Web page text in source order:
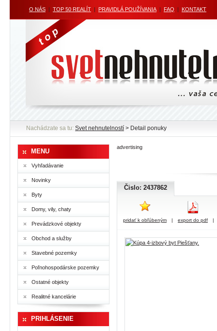
O NÁS | TOP 50 REALÍT | PRAVIDLÁ POUŽÍVANIA | FAQ | KONTAKT
Nachádzate sa tu: Svet nehnutelností > Detail ponuky
MENU
Vyhľadávanie
Novinky
Byty
Domy, vily, chaty
Prevádzkové objekty
Obchod a služby
Stavebné pozemky
Poľnohospodárske pozemky
Ostatné objekty
Realitné kancelárie
PRIHLÁSENIE
advertising
Čislo: 2437862
pridať k obľúbeným | export do pdf |